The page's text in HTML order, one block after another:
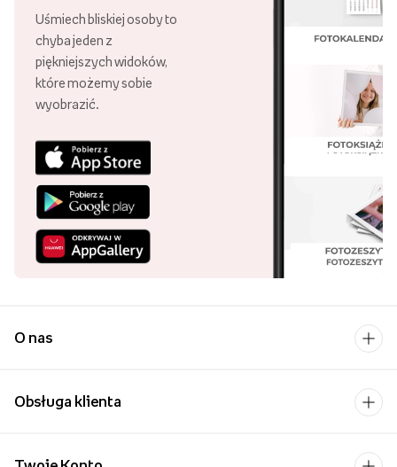
Uśmiech bliskiej osoby to
chyba jeden z
piękniejszych widoków,
które możemy sobie
wyobrazić.
O nas
Obsługa klienta